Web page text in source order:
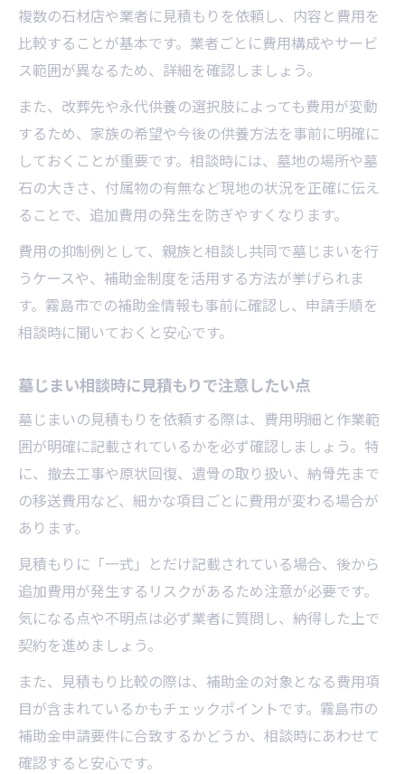
複数の石材店や業者に見積もりを依頼し、内容と費用を
比較することが基本です。業者ごとに費用構成やサービ
ス範囲が異なるため、詳細を確認しましょう。
また、改葬先や永代供養の選択肢によっても費用が変動
するため、家族の希望や今後の供養方法を事前に明確に
しておくことが重要です。相談時には、墓地の場所や墓
石の大きさ、付属物の有無など現地の状況を正確に伝え
ることで、追加費用の発生を防ぎやすくなります。
費用の抑制例として、親族と相談し共同で墓じまいを行
うケースや、補助金制度を活用する方法が挙げられま
す。霧島市での補助金情報も事前に確認し、申請手順を
相談時に聞いておくと安心です。
墓じまい相談時に見積もりで注意したい点
墓じまいの見積もりを依頼する際は、費用明細と作業範
囲が明確に記載されているかを必ず確認しましょう。特
に、撤去工事や原状回復、遺骨の取り扱い、納骨先まで
の移送費用など、細かな項目ごとに費用が変わる場合が
あります。
見積もりに「一式」とだけ記載されている場合、後から
追加費用が発生するリスクがあるため注意が必要です。
気になる点や不明点は必ず業者に質問し、納得した上で
契約を進めましょう。
また、見積もり比較の際は、補助金の対象となる費用項
目が含まれているかもチェックポイントです。霧島市の
補助金申請要件に合致するかどうか、相談時にあわせて
確認すると安心です。